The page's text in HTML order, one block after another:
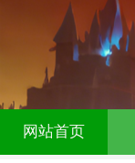
网站首页